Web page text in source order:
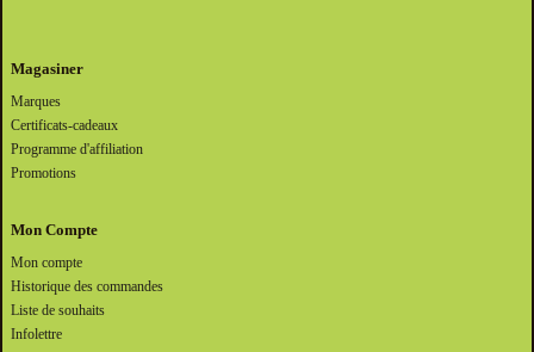
Magasiner
Marques
Certificats-cadeaux
Programme d'affiliation
Promotions
Mon Compte
Mon compte
Historique des commandes
Liste de souhaits
Infolettre